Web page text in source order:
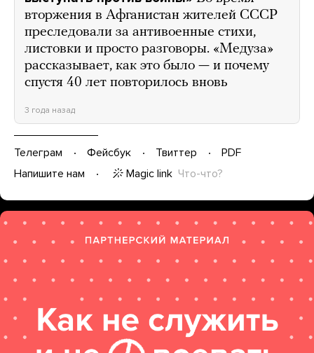
вторжения в Афганистан жителей СССР
преследовали за антивоенные стихи,
листовки и просто разговоры. «Медуза»
рассказывает, как это было — и почему
спустя 40 лет повторилось вновь
3 года назад
Телеграм Фейсбук Твиттер
PDF
Напишите нам
Magic link Что-что?